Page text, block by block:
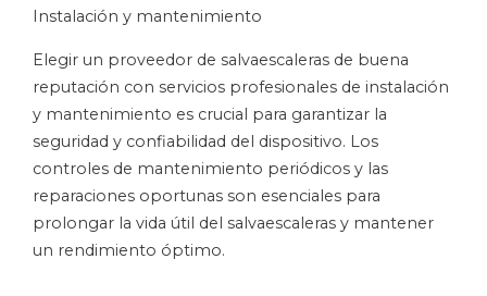
Instalación y mantenimiento
Elegir un proveedor de salvaescaleras de buena
reputación con servicios profesionales de instalación
y mantenimiento es crucial para garantizar la
seguridad y confiabilidad del dispositivo. Los
controles de mantenimiento periódicos y las
reparaciones oportunas son esenciales para
prolongar la vida útil del salvaescaleras y mantener
un rendimiento óptimo.